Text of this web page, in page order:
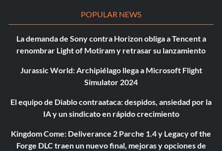
POPULAR NEWS
La demanda de Sony contra Horizon obliga a Tencent a
renombrar Light of Motiram y retrasar su lanzamiento
Jurassic World: Archipiélago llega a Microsoft Flight
Simulator 2024
El equipo de Diablo contraataca: despidos, ansiedad por la
IA y un sindicato en rápido crecimiento
Kingdom Come: Deliverance 2 Parche 1.4 y Legacy of the
Forge DLC traen un nuevo final, mejoras y opciones de